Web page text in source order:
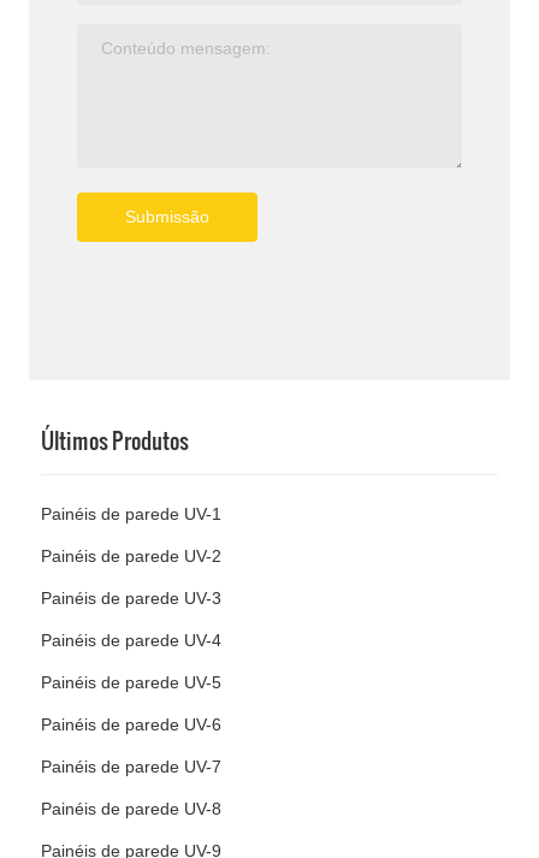
Submissão
Últimos Produtos
Painéis de parede UV-1
Painéis de parede UV-2
Painéis de parede UV-3
Painéis de parede UV-4
Painéis de parede UV-5
Painéis de parede UV-6
Painéis de parede UV-7
Painéis de parede UV-8
Painéis de parede UV-9